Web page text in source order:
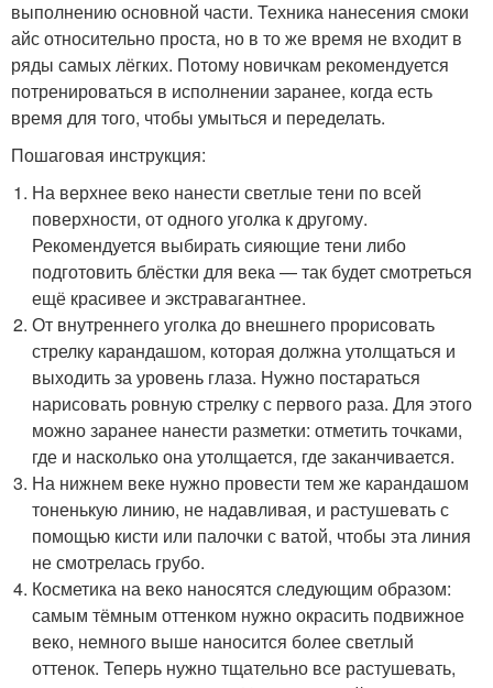
выполнению основной части. Техника нанесения смоки
айс относительно проста, но в то же время не входит в
ряды самых лёгких. Потому новичкам рекомендуется
потренироваться в исполнении заранее, когда есть
время для того, чтобы умыться и переделать.
Пошаговая инструкция:
На верхнее веко нанести светлые тени по всей
поверхности, от одного уголка к другому.
Рекомендуется выбирать сияющие тени либо
подготовить блёстки для века — так будет смотреться
ещё красивее и экстравагантнее.
От внутреннего уголка до внешнего прорисовать
стрелку карандашом, которая должна утолщаться и
выходить за уровень глаза. Нужно постараться
нарисовать ровную стрелку с первого раза. Для этого
можно заранее нанести разметки: отметить точками,
где и насколько она утолщается, где заканчивается.
На нижнем веке нужно провести тем же карандашом
тоненькую линию, не надавливая, и растушевать с
помощью кисти или палочки с ватой, чтобы эта линия
не смотрелась грубо.
Косметика на веко наносятся следующим образом:
самым тёмным оттенком нужно окрасить подвижное
веко, немного выше наносится более светлый
оттенок. Теперь нужно тщательно все растушевать,